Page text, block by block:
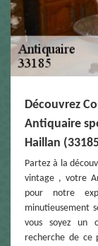
Découvrez
Antiquaire
Haillan
Partez à la
vintage , votre
pour notre
minutieusement
vous soyez un
recherche de ce